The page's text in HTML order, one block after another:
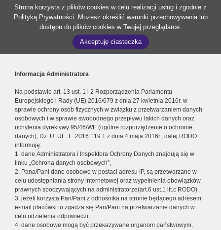
Strona korzysta z plików cookies w celu realizacji usług i zgodnie z
Polityką Prywatności. Możesz określić warunki przechowywania lub
dostępu do plików cookies w Twojej przeglądarce.
Akceptuję ciasteczka
Informacja Administratora
Na podstawie art. 13 ust. 1 i 2 Rozporządzenia Parlamentu
Europejskiego i Rady (UE) 2016/679 z dnia 27 kwietnia 2016r. w
sprawie ochrony osób fizycznych w związku z przetwarzaniem danych
osobowych i w sprawie swobodnego przepływu takich danych oraz
uchylenia dyrektywy 95/46/WE (ogólne rozporządzenie o ochronie
danych), Dz. U. UE. L. 2016.119.1 z dnia 4 maja 2016r., dalej RODO
informuję:
1. dane Administratora i Inspektora Ochrony Danych znajdują się w
linku „Ochrona danych osobowych”,
2. Pana/Pani dane osobowe w postaci adresu IP, są przetwarzane w
celu udostępniania strony internetowej oraz wypełnienia obowiązków
prawnych spoczywających na administratorze(art.6 ust.1 lit.c RODO),
3. jeżeli korzysta Pan/Pani z odnośnika na stronie będącego adresem
e-mail placówki to zgadza się Pan/Pani na przetwarzanie danych w
celu udzielenia odpowiedzi,
4. dane osobowe mogą być przekazywane organom państwowym,